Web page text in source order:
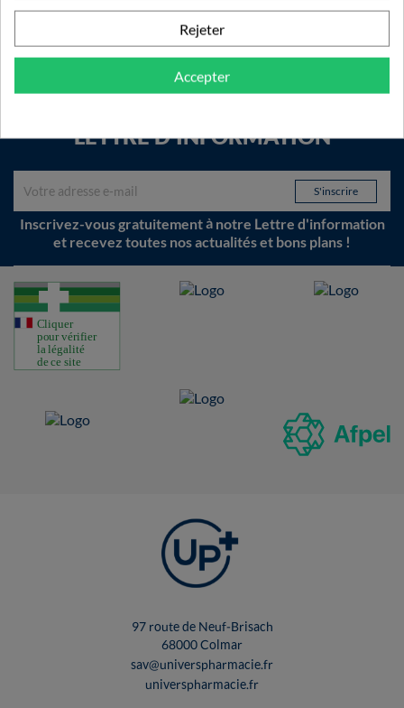
Vos commandes validées par un pharmacien.
Fidélité
LETTRE D'INFORMATION
Inscrivez-vous gratuitement à notre Lettre d'information
et recevez toutes nos actualités et bons plans !
97 route de Neuf-Brisach
68000 Colmar
sav@universpharmacie.fr
universpharmacie.fr
Rejeter
Accepter